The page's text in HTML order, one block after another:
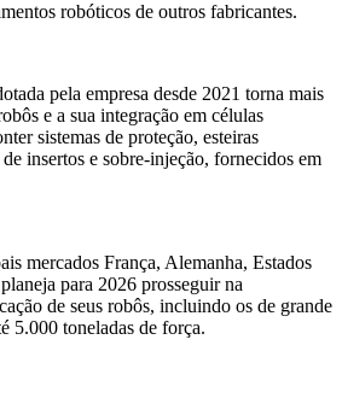
robóticos de outros fabricantes.
pela empresa desde 2021 torna mais
e a sua integração em células
sistemas de proteção, esteiras
insertos e sobre-injeção, fornecidos em
mercados França, Alemanha, Estados
para 2026 prosseguir na
de seus robôs, incluindo os de grande
5.000 toneladas de força.